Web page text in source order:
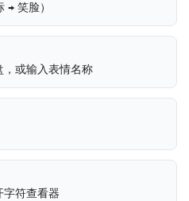
→ 笑脸）
或输入表情名称
字符查看器